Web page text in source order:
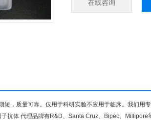
在线咨询
短，质量可靠。仅用于科研实验不应用于临床。我们用
子抗体 代理品牌有R&D、 Santa Cruz、 Bipec、 Millipore